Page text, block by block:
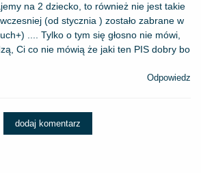
na 2 dziecko, to również nie jest takie
(od stycznia ) zostało zabrane w
.... Tylko o tym się głosno nie mówi,
Ci co nie mówią że jaki ten PIS dobry bo
Odpowiedz
dodaj komentarz